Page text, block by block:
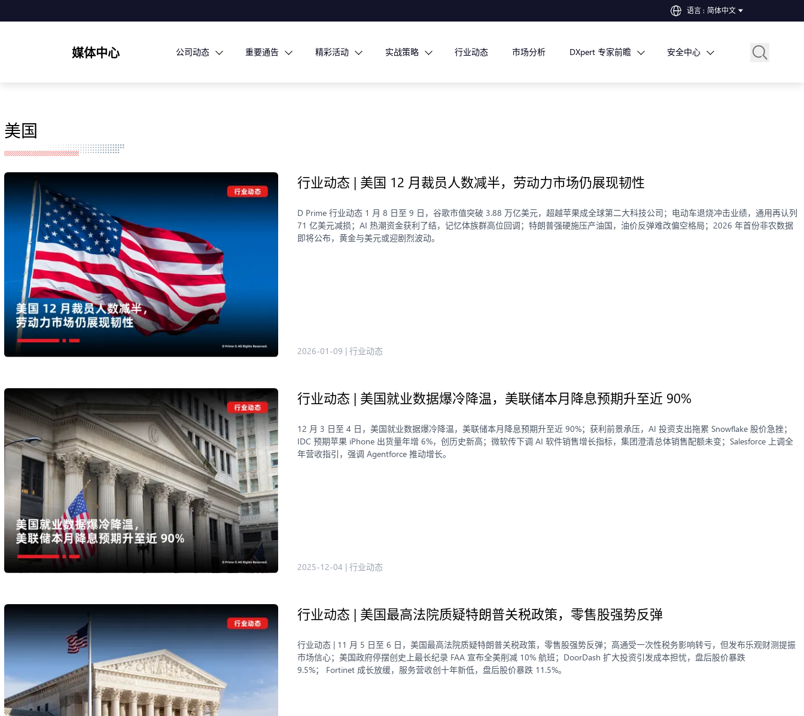
语言 : 简体中文
媒体中心 公司动态 重要通告 精彩活动 实战策略 行业动态 市场分析 DXpert 专家前瞻 安全中心
美国
2026-01-09 | 行业动态
行业动态 | 美国 12 月裁员人数减半，劳动力市场仍展现韧性
D Prime 行业动态 1 月 8 日至 9 日，谷歌市值突破 3.88 万亿美元，超越苹果成全球第二大科技公司；电动车退烧冲击业绩，通用再认列
71 亿美元减损；AI 热潮资金获利了结，记忆体族群高位回调；特朗普强硬施压产油国，油价反弹难改偏空格局；2026 年首份非农数据
即将公布，黄金与美元或迎剧烈波动。
2025-12-04 | 行业动态
行业动态 | 美国就业数据爆冷降温，美联储本月降息预期升至近 90%
12 月 3 日至 4 日，美国就业数据爆冷降温，美联储本月降息预期升至近 90%；获利前景承压，AI 投资支出拖累 Snowflake 股价急挫；
IDC 预期苹果 iPhone 出货量年增 6%，创历史新高；微软传下调 AI 软件销售增长指标，集团澄清总体销售配额未变；Salesforce 上调全
年营收指引，强调 Agentforce 推动增长。
行业动态 | 美国最高法院质疑特朗普关税政策，零售股强势反弹
行业动态 | 11 月 5 日至 6 日，美国最高法院质疑特朗普关税政策，零售股强势反弹；高通受一次性税务影响转亏，但发布乐观财测提振
市场信心；美国政府停摆创史上最长纪录 FAA 宣布全美削减 10% 航班；DoorDash 扩大投资引发成本担忧，盘后股价暴跌
9.5%； Fortinet 成长放缓，服务营收创十年新低，盘后股价暴跌 11.5%。